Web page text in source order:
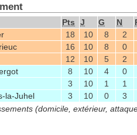
Pts J G N
18 10 8 2
16 10 8 0
12 10 5 2
8 10 4 0
3 10 1 1
la-Juhel 3 10 0 3
(domicile, extérieur,